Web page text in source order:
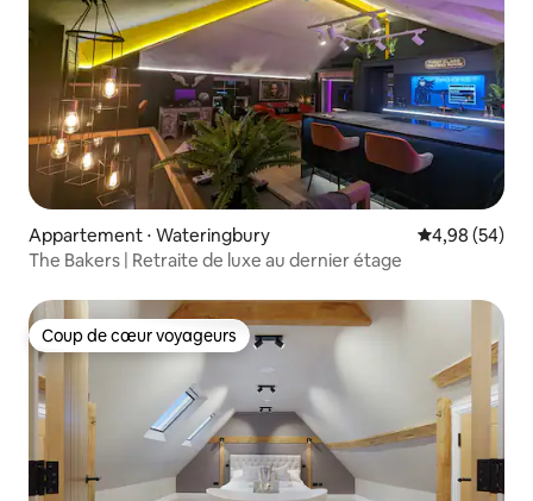
Appartement ⋅ Wateringbury Évaluation
4,98 (54)
The Bakers | Retraite de luxe au dernier étage
Coup de cœur voyageurs
Coup de cœur voyageurs